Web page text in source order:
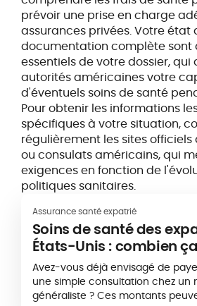
prévoir une prise en charge
assurances privées. Votre état
documentation complète sont
essentiels de votre dossier,
autorités américaines votre
d'éventuels soins de santé
Pour obtenir les informations
spécifiques à votre situation,
régulièrement les sites
ou consulats américains, qui
exigences en fonction de
politiques sanitaires.
Assurance santé expatrié
Soins de santé des
États-Unis : combien
Avez-vous déjà envisagé de
une simple consultation chez un
généraliste ? Ces montants